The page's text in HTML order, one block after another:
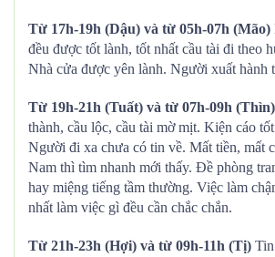
Từ 17h-19h (Dậu) và từ 05h-07h (Mão)
đều được tốt lành, tốt nhất cầu tài đi theo
Nhà cửa được yên lành. Người xuất hành
Từ 19h-21h (Tuất) và từ 07h-09h (Thìn)
thành, cầu lộc, cầu tài mờ mịt. Kiện cáo
Người đi xa chưa có tin về. Mất tiền, mất
Nam thì tìm nhanh mới thấy. Đề phòng
hay miệng tiếng tầm thường. Việc làm
nhất làm việc gì đều cần chắc chắn.
Từ 21h-23h (Hợi) và từ 09h-11h (Tị)